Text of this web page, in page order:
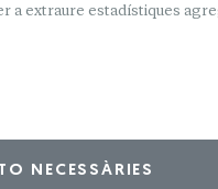
extraure estadístiques
NECESSÀRIES